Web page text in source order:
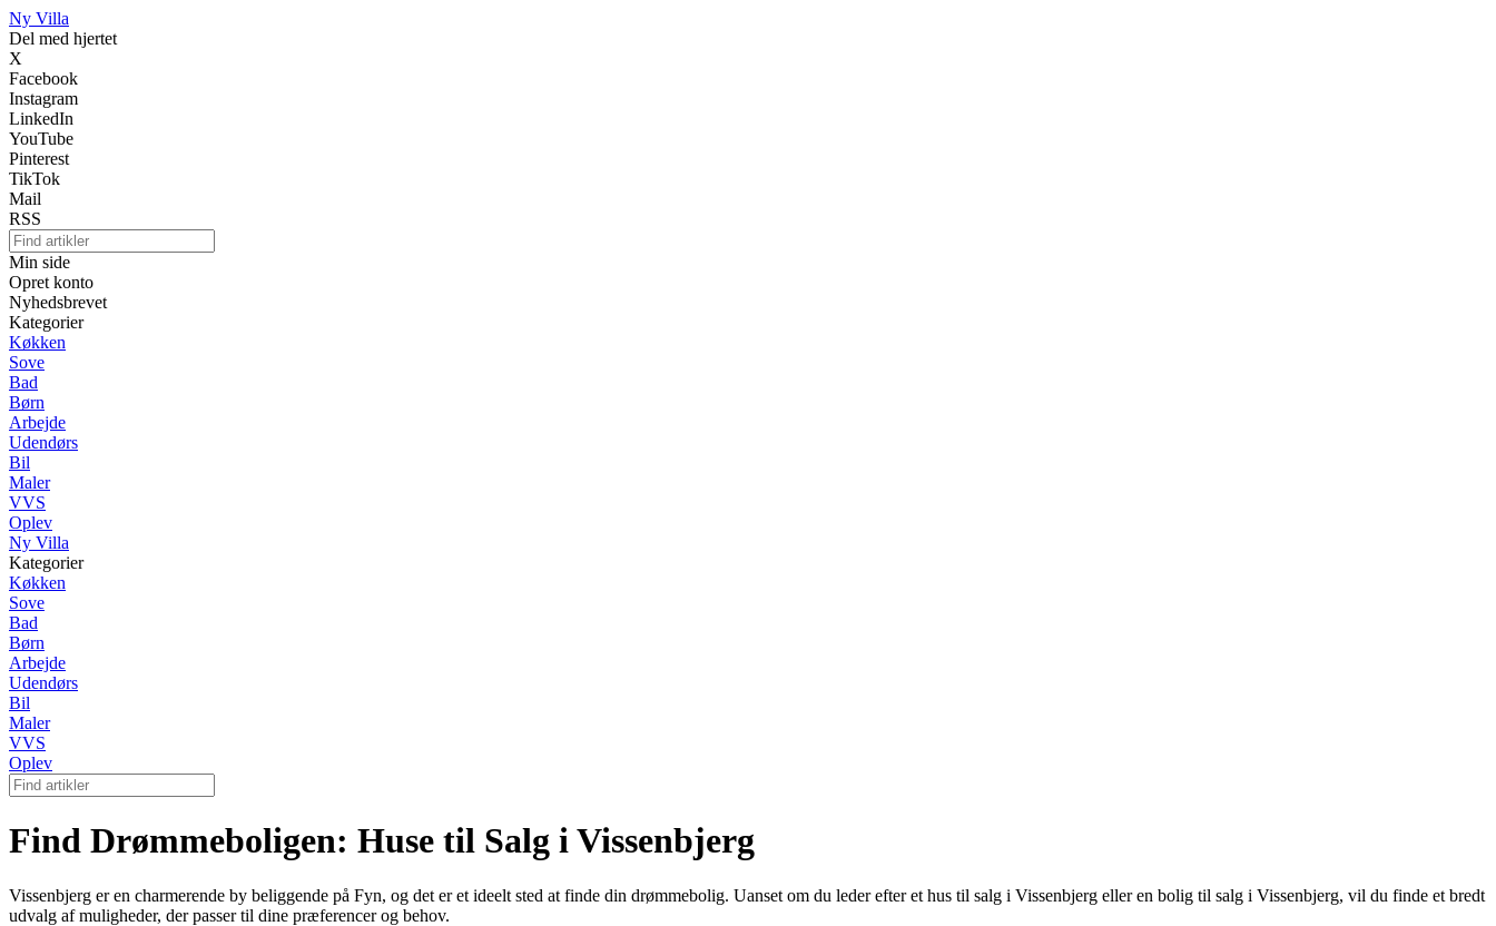
Ny Villa
Del med hjertet
X
Facebook
Instagram
LinkedIn
YouTube
Pinterest
TikTok
Mail
RSS
Min side
Opret konto
Nyhedsbrevet
Kategorier
Køkken
Sove
Bad
Børn
Arbejde
Udendørs
Bil
Maler
VVS
Oplev
Ny Villa
Kategorier
Køkken
Sove
Bad
Børn
Arbejde
Udendørs
Bil
Maler
VVS
Oplev
Find Drømmeboligen: Huse til Salg i Vissenbjerg
Vissenbjerg er en charmerende by beliggende på Fyn, og det er et ideelt sted at finde din drømmebolig. Uanset om du leder efter et hus til salg i Vissenbjerg eller en bolig til salg i Vissenbjerg, vil du finde et bredt
udvalg af muligheder, der passer til dine præferencer og behov.